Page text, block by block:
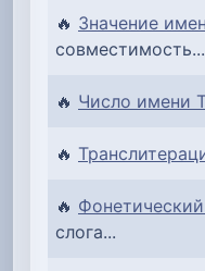
🔥 Значение
совместимость...
🔥 Число имени
🔥
🔥
слога...